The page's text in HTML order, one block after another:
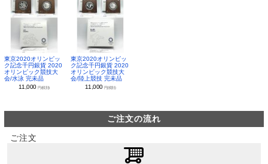
東京2020オリンピッ
ク記念千円銀貨 2020
オリンピック競技大
会/水泳 完未品
11,000円(税別)
東京2020オリンピッ
ク記念千円銀貨 2020
オリンピック競技大
会/陸上競技 完未品
11,000 円(税別)
ご注文の流れ
ご注文